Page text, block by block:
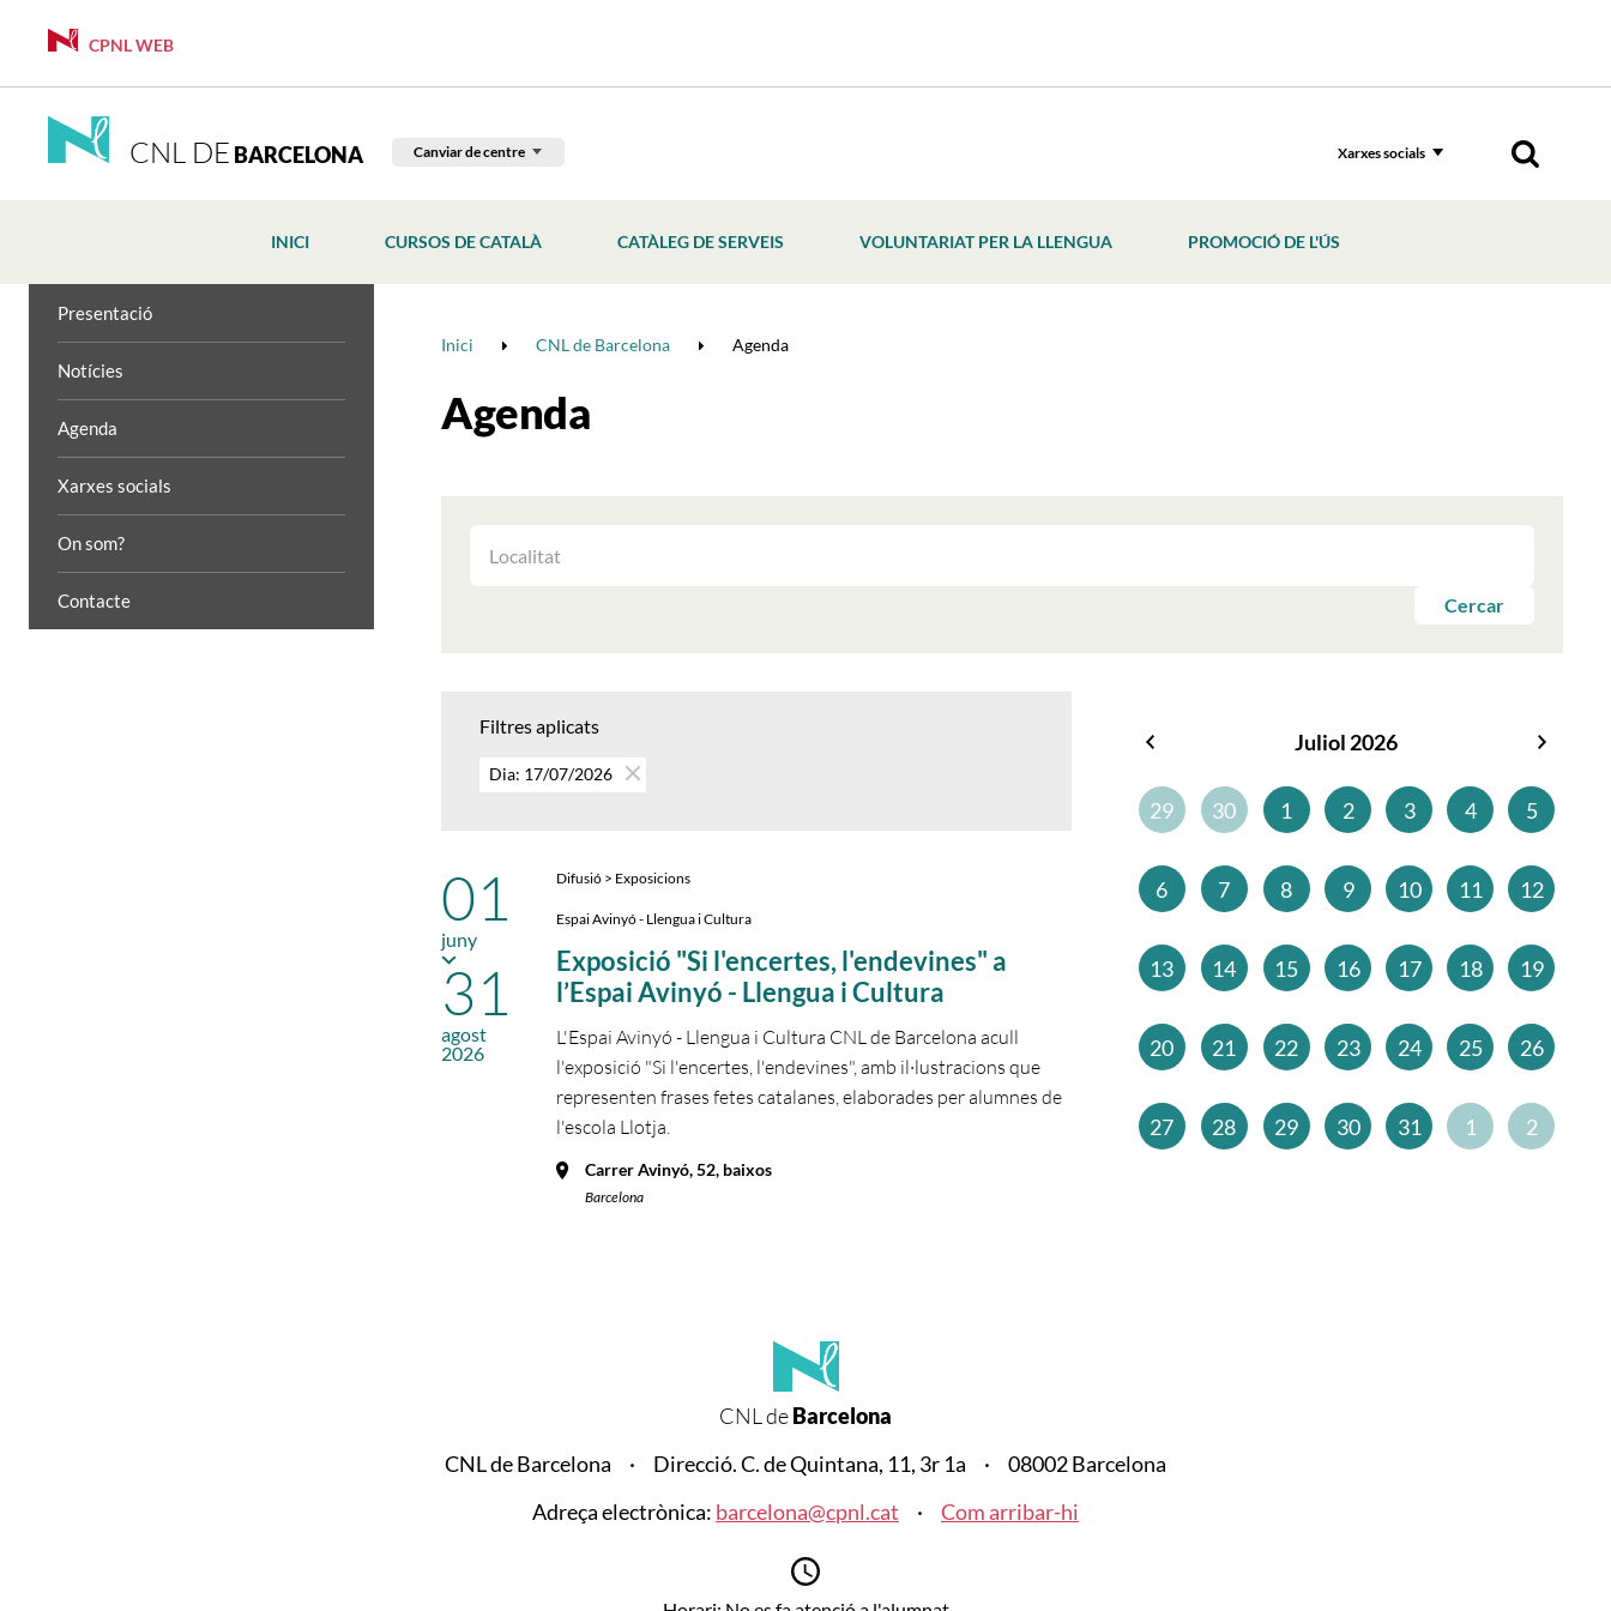
CPNL WEB
CNL DE BARCELONA Canviar de centre Xarxes socials
INICI CURSOS DE CATALÀ CATÀLEG DE SERVEIS VOLUNTARIAT PER LA LLENGUA PROMOCIÓ DE L'ÚS
Presentació
Notícies
Agenda
Xarxes socials
On som?
Contacte
Inici CNL de Barcelona Agenda
Agenda
LES
Cercar
Filtres aplicats
Dia: 17/07/2026
Difusió > Exposicions
Espai Avinyó - Llengua i Cultura
Exposició "Si l'encertes, l'endevines" a
l’Espai Avinyó - Llengua i Cultura
L'Espai Avinyó - Llengua i Cultura CNL de Barcelona acull
l'exposició "Si l'encertes, l'endevines", amb il·lustracions que
representen frases fetes catalanes, elaborades per alumnes de
l'escola Llotja.
Carrer Avinyó, 52, baixos
Barcelona
01
juny
31
agost
2026
Juliol 2026
29
30 1 2 3 4 5
6 7 8 9 10 11 12
13 14 15 16 17 18 19
20 21 22 23 24 25 26
27 28 29 30 31 1 2
CNL deBarcelona
CNL de Barcelona
Direcció. C. de Quintana, 11, 3r 1a
08002 Barcelona
Adreça electrònica: barcelona@cpnl.cat Com arribar-hi